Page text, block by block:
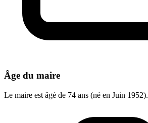
Âge du maire
Le maire est âgé de 74 ans (né en Juin 1952).